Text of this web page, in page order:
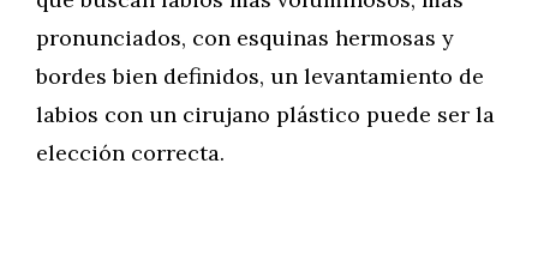
pronunciados, con esquinas hermosas y
bordes bien definidos, un levantamiento de
labios con un cirujano plástico puede ser la
elección correcta.